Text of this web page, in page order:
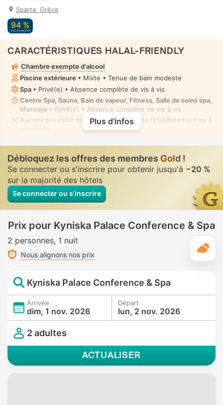
Sparta, Grèce
94 %
CARACTÉRISTIQUES HALAL-FRIENDLY
Chambre exempte d'alcool
Piscine extérieure • Mixte • Tenue de bain modeste
Spa • Privé(e) • Absence complète de vis à vis
Centre Spa, Sauna, Bain de vapeur, Fitness, Salle de soins spa,
Massage • Privé(e) • Absence complète de vis à vis
Aucune provision de nourriture halal dans l'établissement ou à
Plus d'infos
Débloquez les offres des membres Gold !
Se connecter ou s'inscrire pour obtenir jusqu'à −20 %
sur la majorité des hôtels
Se connecter ou s’inscrire
Prix pour Kyniska Palace Conference & Spa
2 personnes 1 nuit
Nous alignons nos prix
Kyniska Palace Conference & Spa
Arrivée
dim, 1 nov. 2026
Départ
lun, 2 nov. 2026
2 adultes
ACTUALISER